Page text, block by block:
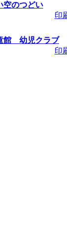
のつどい
印
館 幼児クラブ
印